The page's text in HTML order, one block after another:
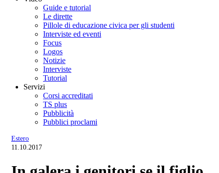
Guide e tutorial
Le dirette
Pillole di educazione civica per gli studenti
Interviste ed eventi
Focus
Logos
Notizie
Interviste
Tutorial
Servizi
Corsi accreditati
TS plus
Pubblicità
Pubblici proclami
Estero
11.10.2017